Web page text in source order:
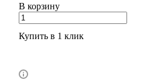
В корзину
Купить в 1 клик